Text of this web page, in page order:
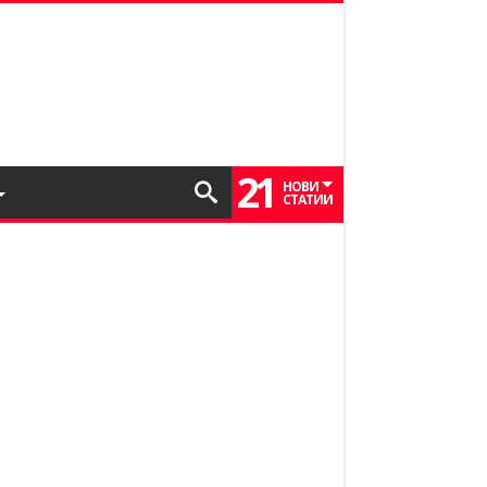
21 НОВИ
СТАТИИ